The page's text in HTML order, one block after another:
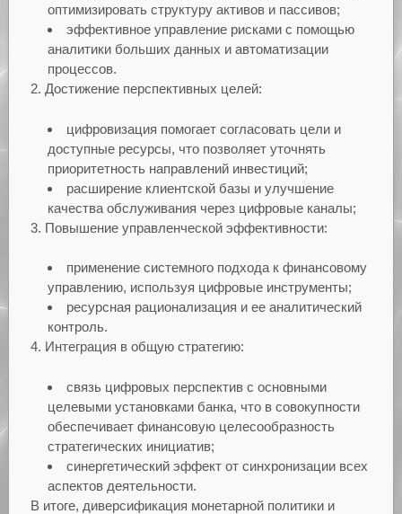
оптимизировать структуру активов и пассивов;
эффективное управление рисками с помощью
аналитики больших данных и автоматизации
процессов.
2. Достижение перспективных целей:
цифровизация помогает согласовать цели и
доступные ресурсы, что позволяет уточнять
приоритетность направлений инвестиций;
расширение клиентской базы и улучшение
качества обслуживания через цифровые каналы;
3. Повышение управленческой эффективности:
применение системного подхода к финансовому
управлению, используя цифровые инструменты;
ресурсная рационализация и ее аналитический
контроль.
4. Интеграция в общую стратегию:
связь цифровых перспектив с основными
целевыми установками банка, что в совокупности
обеспечивает финансовую целесообразность
стратегических инициатив;
синергетический эффект от синхронизации всех
аспектов деятельности.
В итоге, диверсификация монетарной политики и